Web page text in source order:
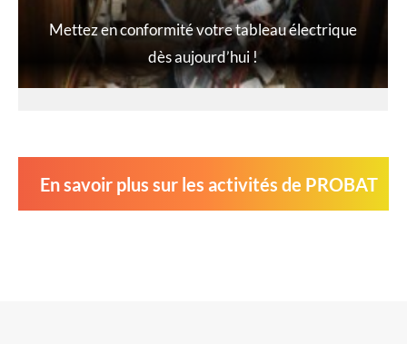
Mettez en conformité votre tableau électrique
dès aujourd’hui !
En savoir plus sur les activités de PROBAT